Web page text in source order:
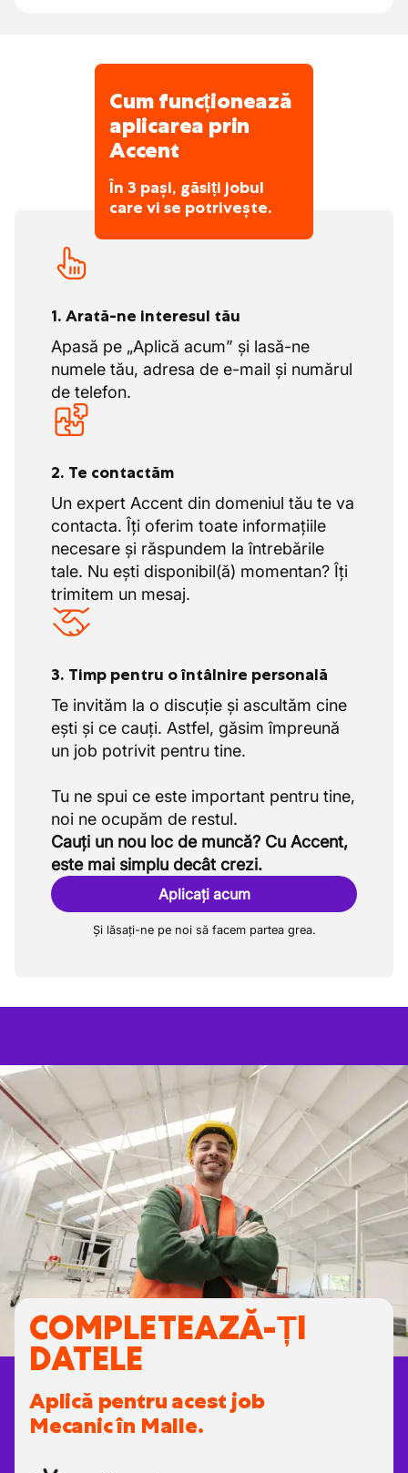
Zilele de concediu
20 zile de vacanță legale
personalizate adaptate la nevoile
specifice ale fiecărui client.
Cum funcționează
aplicarea prin
Accent
În 3 pași, găsiți jobul
care vi se potrivește.
1. Arată-ne interesul tău
Apasă pe „Aplică acum” și lasă-ne
numele tău, adresa de e-mail și numărul
de telefon.
2. Te contactăm
Un expert Accent din domeniul tău te va
contacta. Îți oferim toate informațiile
necesare și răspundem la întrebările
tale. Nu ești disponibil(ă) momentan? Îți
trimitem un mesaj.
3. Timp pentru o întâlnire personală
Te invităm la o discuție și ascultăm cine
ești și ce cauți. Astfel, găsim împreună
un job potrivit pentru tine.
Tu ne spui ce este important pentru tine,
Cauți un nou loc de muncă? Cu Accent,
este mai simplu decât crezi.
Aplicați acum
Și lăsați-ne pe noi să facem partea grea.
COMPLETEAZĂ-ȚI
DATELE
Aplică pentru acest job
Mecanic în Malle.